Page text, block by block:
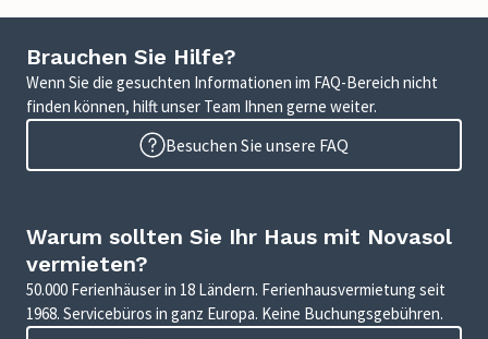
Brauchen Sie Hilfe?
Wenn Sie die gesuchten Informationen im FAQ-Bereich nicht
finden können, hilft unser Team Ihnen gerne weiter.
Besuchen Sie unsere FAQ
Warum sollten Sie Ihr Haus mit Novasol
vermieten?
50.000 Ferienhäuser in 18 Ländern. Ferienhausvermietung seit
1968. Servicebüros in ganz Europa. Keine Buchungsgebühren.